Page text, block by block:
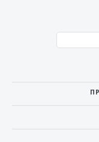
PEPSI v.
Тест на дисплазию: HD-